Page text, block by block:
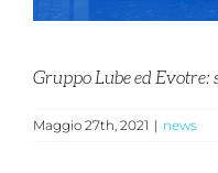
Gruppo Lube ed Evotre:
Maggio 27th, 2021 | news